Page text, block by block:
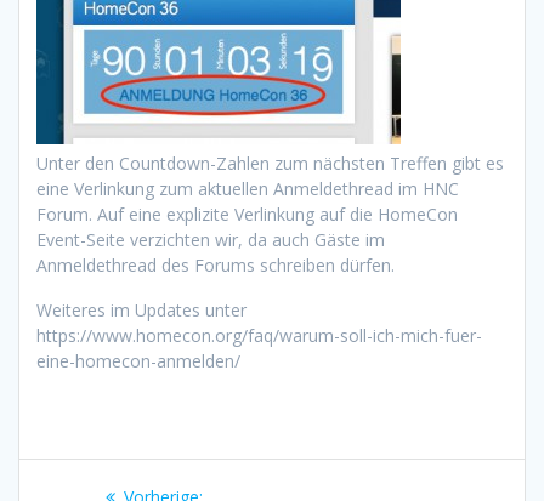
Unter den Countdown-Zahlen zum nächsten Treffen gibt es
eine Verlinkung zum aktuellen Anmeldethread im HNC
Forum. Auf eine explizite Verlinkung auf die HomeCon
Event-Seite verzichten wir, da auch Gäste im
Anmeldethread des Forums schreiben dürfen.
Weiteres im Updates unter
https://www.homecon.org/faq/warum-soll-ich-mich-fuer-
eine-homecon-anmelden/
Beitragsnavigation
Vorherige:Vorheriger